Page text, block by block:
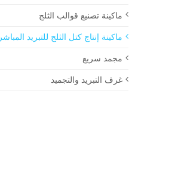
ماكينة تصنيع قوالب الثلج
ماكينة إنتاج كتل الثلج للتبريد المباشر
مجمد سريع
غرف التبريد والتجميد